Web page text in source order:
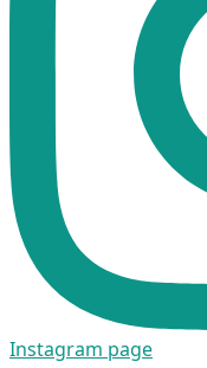
Instagram page